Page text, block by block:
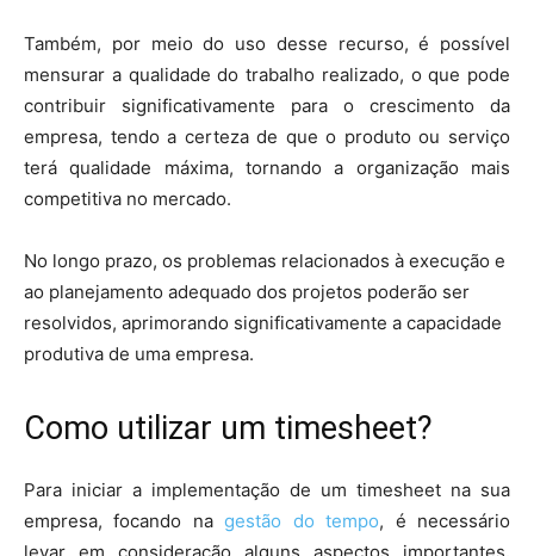
Também, por meio do uso desse recurso, é possível
mensurar a qualidade do trabalho realizado, o que pode
contribuir significativamente para o crescimento da
empresa, tendo a certeza de que o produto ou serviço
terá qualidade máxima, tornando a organização mais
competitiva no mercado.
No longo prazo, os problemas relacionados à execução e
ao planejamento adequado dos projetos poderão ser
resolvidos, aprimorando significativamente a capacidade
produtiva de uma empresa.
Como utilizar um timesheet?
Para iniciar a implementação de um timesheet na sua
empresa, focando nagestão do tempo, é necessário